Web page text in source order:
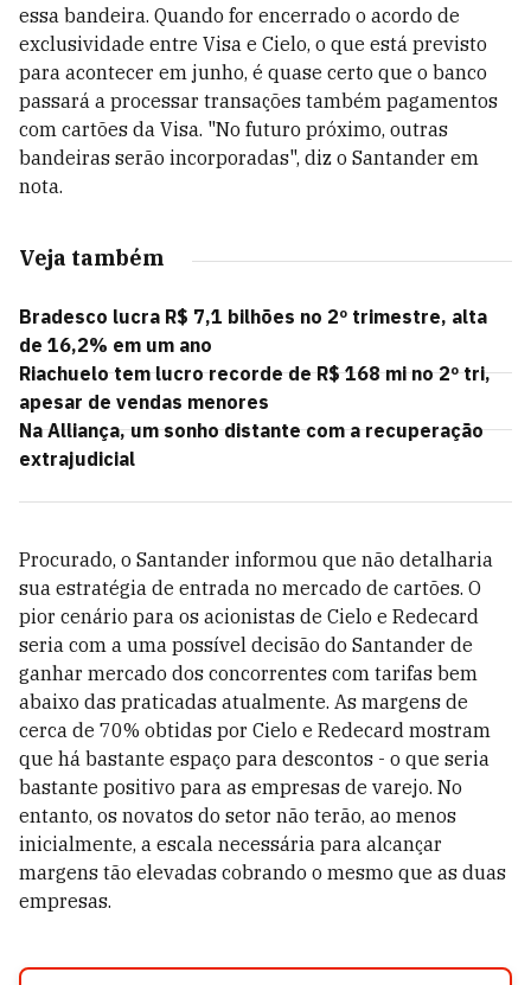
essa bandeira. Quando for encerrado o acordo de
exclusividade entre Visa e Cielo, o que está previsto
para acontecer em junho, é quase certo que o banco
passará a processar transações também pagamentos
com cartões da Visa. "No futuro próximo, outras
bandeiras serão incorporadas", diz o Santander em
nota.
Veja também
Bradesco lucra R$ 7,1 bilhões no 2º trimestre, alta
de 16,2% em um ano
Riachuelo tem lucro recorde de R$ 168 mi no 2º tri,
apesar de vendas menores
Na Alliança, um sonho distante com a recuperação
extrajudicial
Procurado, o Santander informou que não detalharia
sua estratégia de entrada no mercado de cartões. O
pior cenário para os acionistas de Cielo e Redecard
seria com a uma possível decisão do Santander de
ganhar mercado dos concorrentes com tarifas bem
abaixo das praticadas atualmente. As margens de
cerca de 70% obtidas por Cielo e Redecard mostram
que há bastante espaço para descontos - o que seria
bastante positivo para as empresas de varejo. No
entanto, os novatos do setor não terão, ao menos
inicialmente, a escala necessária para alcançar
margens tão elevadas cobrando o mesmo que as duas
empresas.